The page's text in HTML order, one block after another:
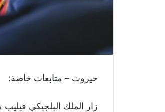
حيروت – متابعات خاصة:
زار الملك البلجيكي فيليب